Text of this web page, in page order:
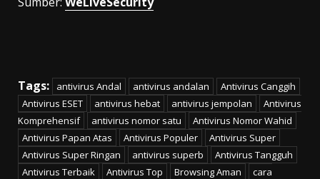
Tags: antivirus Andal antivirus andalan
Antivirus Canggih
Antivirus ESET
antivirus hebat antivirus jempolan
Antivirus
Komprehensif
antivirus nomor satu
Antivirus Nomor Wahid
Antivirus Papan Atas
Antivirus Populer
Antivirus Super
Antivirus Super Ringan
antivirus superb
Antivirus Tangguh
Antivirus Terbaik
Antivirus Top Browsing Aman
cara